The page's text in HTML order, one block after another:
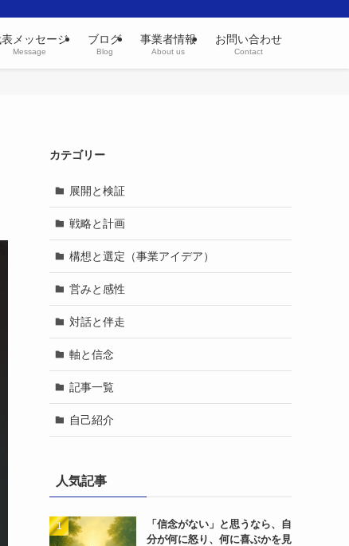
メッセージ
Message
ブログ
Blog
事業者情報
About us
お問い合わせ
Contact
カテゴリー
展開と検証
戦略と計画
構想と選定（事業アイデア）
営みと感性
対話と伴走
軸と信念
記事一覧
自己紹介
人気記事
「信念がない」と思うなら、自
分が何に怒り、何に喜ぶかを見